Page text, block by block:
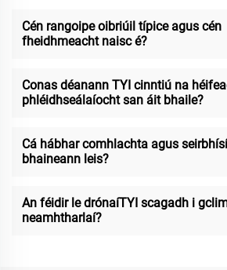
Cén rangoipe oibriúil típice agus cén
fheidhmeacht naisc é?
Conas déanann TYI cinntiú na
phléidhseálaíocht san áit bhaile?
Cá hábhar comhlachta agus
bhaineann leis?
An féidir le drónaíTYI scagadh i
neamhtharlaí?